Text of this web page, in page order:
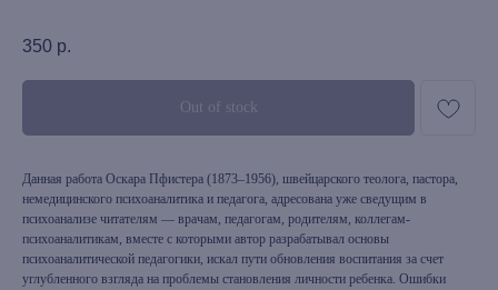
350 р.
Out of stock
Данная работа Оскара Пфистера (1873–1956), швейцарского теолога, пастора,
немедицинского психоаналитика и педагога, адресована уже сведущим в
психоанализе читателям — врачам, педагогам, родителям, коллегам-
психоаналитикам, вместе с которыми автор разрабатывал основы
психоаналитической педагогики, искал пути обновления воспитания за счет
углубленного взгляда на проблемы становления личности ребенка. Ошибки